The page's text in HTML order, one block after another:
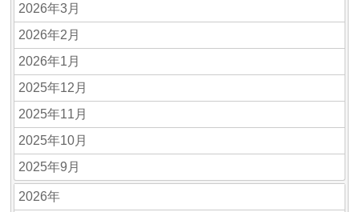
2026年3月
2026年2月
2026年1月
2025年12月
2025年11月
2025年10月
2025年9月
2026年